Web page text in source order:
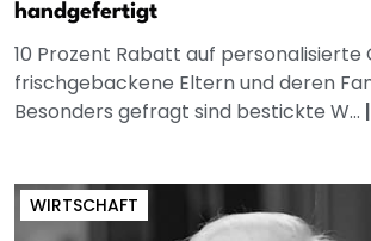
handgefertigt
10 Prozent Rabatt auf personalisierte
frischgebackene Eltern und deren
Besonders gefragt sind bestickte W... |
WIRTSCHAFT